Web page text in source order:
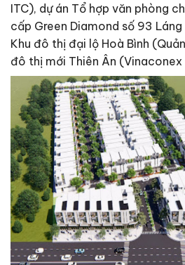
ITC), dự án Tổ hợp văn phòng
cấp Green Diamond số 93 Láng
Khu đô thị đại lộ Hoà Bình
đô thị mới Thiên Ân (Vinaconex